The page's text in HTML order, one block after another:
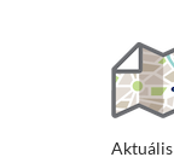
Aktuális